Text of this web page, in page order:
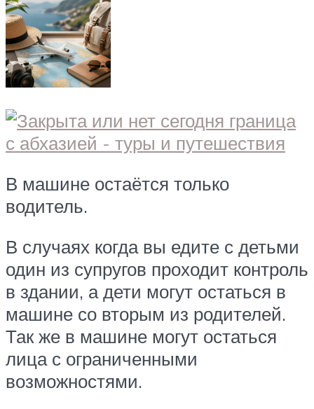
В машине остаётся только
водитель.
В случаях когда вы едите с детьми
один из супругов проходит контроль
в здании, а дети могут остаться в
машине со вторым из родителей.
Так же в машине могут остаться
лица с ограниченными
возможностями.